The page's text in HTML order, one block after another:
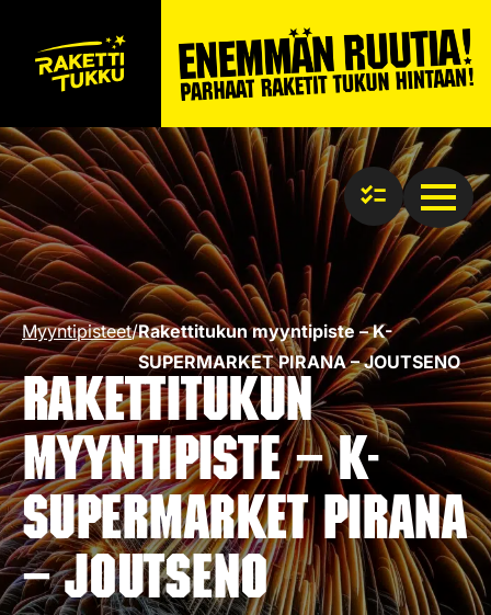
Myyntipisteet/Rakettitukun myyntipiste – K-
SUPERMARKET PIRANA – JOUTSENO
Rakettitukun
myyntipiste – K-
SUPERMARKET PIRANA
– JOUTSENO